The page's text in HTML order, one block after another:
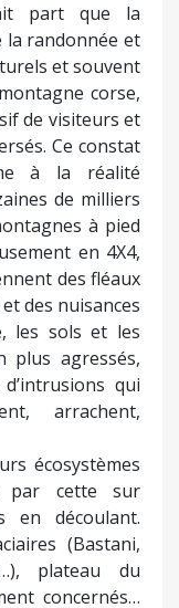
part que la
la randonnée et
et souvent
corse,
de visiteurs et
Ce constat
à la réalité
de milliers
à pied
en 4X4,
des fléaux
des nuisances
les sols et les
plus agressés,
qui
arrachent,
écosystèmes
par cette sur
en découlant.
(Bastani,
plateau du
concernés…